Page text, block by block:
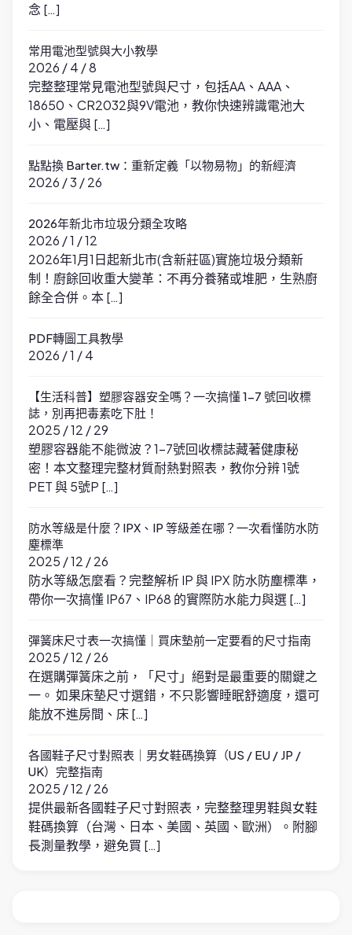
念 […]
常用電池型號與大小教學
2026 / 4 / 8
完整整理常見電池型號與尺寸，包括AA、AAA、
18650、CR2032與9V電池，教你快速辨識電池大
小、電壓與 […]
點點換 Barter.tw：重新定義「以物易物」的新經濟
2026 / 3 / 26
2026年新北市垃圾分類全攻略
2026 / 1 / 12
2026年1月1日起新北市(含新莊區)實施垃圾分類新
制！廚餘回收重大變革：不再分養豬或堆肥，生熟廚
餘全合併。本 […]
PDF轉圖工具教學
2026 / 1 / 4
【生活科普】塑膠容器安全嗎？一次搞懂 1-7 號回收標
誌，別再把毒素吃下肚！
2025 / 12 / 29
塑膠容器能不能微波？1-7號回收標誌藏著健康秘
密！本文整理完整材質耐熱對照表，教你分辨 1號
PET 與 5號P […]
防水等級是什麼？IPX、IP 等級差在哪？一次看懂防水防
塵標準
2025 / 12 / 26
防水等級怎麼看？完整解析 IP 與 IPX 防水防塵標準，
帶你一次搞懂 IP67、IP68 的實際防水能力與選 […]
彈簧床尺寸表一次搞懂｜買床墊前一定要看的尺寸指南
2025 / 12 / 26
在選購彈簧床之前，「尺寸」絕對是最重要的關鍵之
一。 如果床墊尺寸選錯，不只影響睡眠舒適度，還可
能放不進房間、床 […]
各國鞋子尺寸對照表｜男女鞋碼換算（US / EU / JP /
UK）完整指南
2025 / 12 / 26
提供最新各國鞋子尺寸對照表，完整整理男鞋與女鞋
鞋碼換算（台灣、日本、美國、英國、歐洲）。附腳
長測量教學，避免買 […]